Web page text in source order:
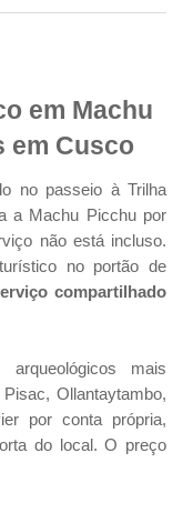
em Machu
em Cusco
no passeio à Trilha
a Machu Picchu por
não está incluso.
no portão de
compartilhado
mais
Ollantaytambo,
por conta própria,
do local. O preço